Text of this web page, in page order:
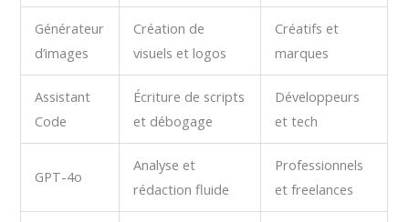
Générateur
d’images
Création de
visuels et logos
Créatifs et
marques
Assistant
Code
Écriture de scripts
et débogage
Développeurs
et tech
GPT-4o
Analyse et
rédaction fluide
Professionnels
et freelances